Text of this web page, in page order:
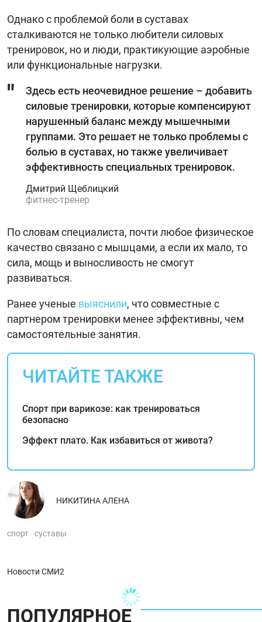
Однако с проблемой боли в суставах
сталкиваются не только любители силовых
тренировок, но и люди, практикующие аэробные
или функциональные нагрузки.
Здесь есть неочевидное решение – добавить
силовые тренировки, которые компенсируют
нарушенный баланс между мышечными
группами. Это решает не только проблемы с
болью в суставах, но также увеличивает
эффективность специальных тренировок.
Дмитрий Щеблицкий
фитнес-тренер
По словам специалиста, почти любое физическое
качество связано с мышцами, а если их мало, то
сила, мощь и выносливость не смогут
развиваться.
Ранее ученые выяснили, что совместные с
партнером тренировки менее эффективны, чем
самостоятельные занятия.
ЧИТАЙТЕ ТАКЖЕ
Спорт при варикозе: как тренироваться
безопасно
Эффект плато. Как избавиться от живота?
НИКИТИНА АЛЕНА
спорт суставы
Новости СМИ2
ПОПУЛЯРНОЕ